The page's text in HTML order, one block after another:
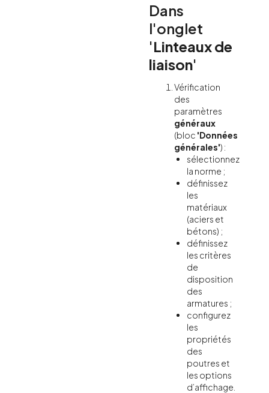
Dans
l'onglet
'Linteaux de
liaison'
Vérification
des
paramètres
généraux
(bloc 'Données
générales') :
sélectionnez
la norme ;
définissez
les
matériaux
(aciers et
bétons) ;
définissez
les critères
de
disposition
des
armatures ;
configurez
les
propriétés
des
poutres et
les options
d’affichage.